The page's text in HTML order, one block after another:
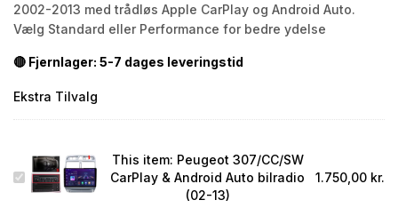
2002-2013 med trådløs Apple CarPlay og Android Auto.
Vælg Standard eller Performance for bedre ydelse
🔴 Fjernlager: 5-7 dages leveringstid
Ekstra Tilvalg
Peugeot
307/CC/SW
This item: Peugeot 307/CC/SW
CarPlay & Android Auto bilradio
(02-13)
1.750,00 kr.